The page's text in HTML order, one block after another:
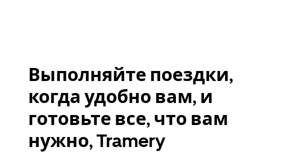
Выполняйте поездки,
когда удобно вам, и
готовьте все, что вам
нужно, Tramery